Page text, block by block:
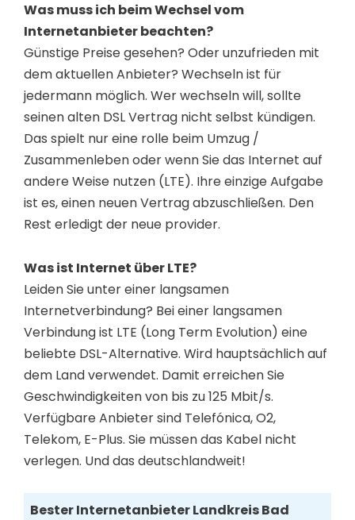
Was muss ich beim Wechsel vom
Internetanbieter beachten?
Günstige Preise gesehen? Oder unzufrieden mit
dem aktuellen Anbieter? Wechseln ist für
jedermann möglich. Wer wechseln will, sollte
seinen alten DSL Vertrag nicht selbst kündigen.
Das spielt nur eine rolle beim Umzug /
Zusammenleben oder wenn Sie das Internet auf
andere Weise nutzen (LTE). Ihre einzige Aufgabe
ist es, einen neuen Vertrag abzuschließen. Den
Rest erledigt der neue provider.
Was ist Internet über LTE?
Leiden Sie unter einer langsamen
Internetverbindung? Bei einer langsamen
Verbindung ist LTE (Long Term Evolution) eine
beliebte DSL-Alternative. Wird hauptsächlich auf
dem Land verwendet. Damit erreichen Sie
Geschwindigkeiten von bis zu 125 Mbit/s.
Verfügbare Anbieter sind Telefónica, O2,
Telekom, E-Plus. Sie müssen das Kabel nicht
verlegen. Und das deutschlandweit!
Bester Internetanbieter Landkreis Bad